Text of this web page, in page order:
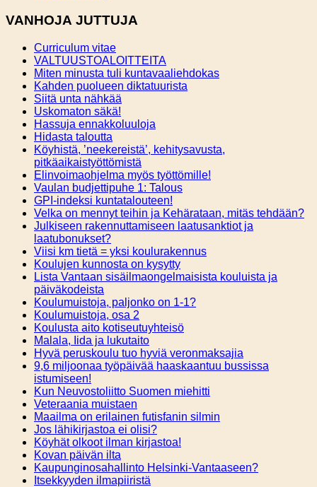
VANHOJA JUTTUJA
Curriculum vitae
VALTUUSTOALOITTEITA
Miten minusta tuli kuntavaaliehdokas
Kahden puolueen diktatuurista
Siitä unta nähkää
Uskomaton säkä!
Hassuja ennakkoluuloja
Hidasta taloutta
Köyhistä, ’neekereistä’, kehitysavusta,
pitkäaikaistyöttömistä
Elinvoimaohjelma myös työttömille!
Vaulan budjettipuhe 1: Talous
GPI-indeksi kuntatalouteen!
Velka on mennyt teihin ja Kehärataan, mitäs tehdään?
Julkiseen rakennuttamiseen laatusanktiot ja
laatubonukset?
Viisi km tietä = yksi koulurakennus
Koulujen kunnosta on kysytty
Lista Vantaan sisäilmaongelmaisista kouluista ja
päiväkodeista
Koulumuistoja, paljonko on 1-1?
Koulumuistoja, osa 2
Koulusta aito kotiseutuyhteisö
Malala, Iida ja lukutaito
Hyvä peruskoulu tuo hyviä veronmaksajia
9,6 miljoonaa työpäivää haaskaantuu bussissa
istumiseen!
Kun Neuvostoliitto Suomen miehitti
Veteraania muistaen
Maailma on erilainen futisfanin silmin
Jos lähikirjastoa ei olisi?
Köyhät olkoot ilman kirjastoa!
Kovan päivän ilta
Kaupunginosahallinto Helsinki-Vantaaseen?
Itsekkyyden ilmapiiristä